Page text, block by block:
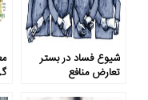
شیوع فساد در بستر
تعارض منافع